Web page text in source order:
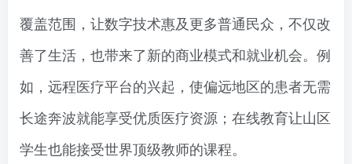
覆盖范围，让数字技术惠及更多普通民众，不仅改
善了生活，也带来了新的商业模式和就业机会。例
如，远程医疗平台的兴起，使偏远地区的患者无需
长途奔波就能享受优质医疗资源；在线教育让山区
学生也能接受世界顶级教师的课程。